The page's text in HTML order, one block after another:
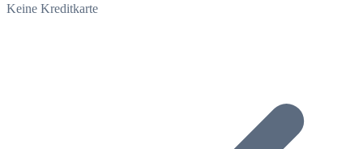
Keine Kreditkarte